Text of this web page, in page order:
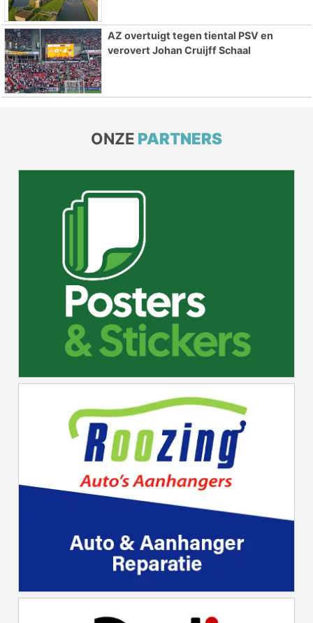
AZ overtuigt tegen tiental PSV en
verovert Johan Cruijff Schaal
ONZE PARTNERS